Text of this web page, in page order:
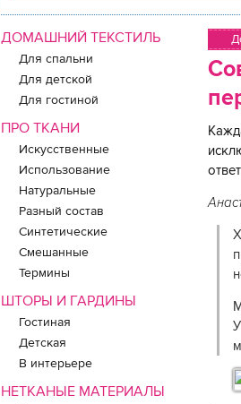
ДОМАШНИЙ ТЕКСТИЛЬ
Для спальни
Для детской
Для гостиной
ПРО ТКАНИ
Искусственные
Использование
Натуральные
Разный состав
Синтетические
Смешанные
Термины
ШТОРЫ И ГАРДИНЫ
Гостиная
Детская
В интерьере
НЕТКАНЫЕ МАТЕРИАЛЫ